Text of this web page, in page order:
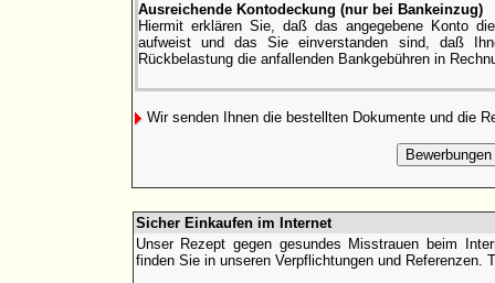
Ausreichende Kontodeckung (nur bei Bankeinzug)
Hiermit erklären Sie, daß das angegebene Konto
aufweist und das Sie einverstanden sind, daß
Rückbelastung die anfallenden Bankgebühren in
Wir senden Ihnen die bestellten Dokumente und die
Sicher Einkaufen im Internet
Unser Rezept gegen gesundes Misstrauen beim
finden Sie in unseren Verpflichtungen und Referenzen.